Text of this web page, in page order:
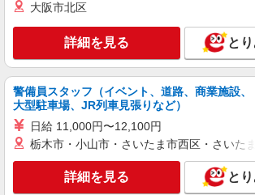
SOMPOケア 札幌発寒 訪問介護/3439cc2
登録ヘルパー
【介護福祉士】 時給1,590円 ◎週20時間以上
勤務（社保加入者）の場合は時給
夜間（〜8:00、18:00〜）：時
祝日：時給1,890円〜 【実務者研修・初任者研修
（ヘルパー1級・2級）】 時給1,510円 ◎週20時間
以上勤務（社保加入者）の場合
早朝夜間（〜8:00、18:00〜）
日曜祝日：時給1,810円〜 ◎身体介助、生活援助
北海道札幌市西区発寒6
んぽの家S 札幌発寒】建物内
キープ 詳
大阪市北区
詳細を見る と
警備員スタッフ（イベント、道路、商業施設、
大型駐車場、JR列車見張りなど）
日給 11,000円〜12,100円
栃木市・小山市・さいたま市西区・さいた
詳細を見る と